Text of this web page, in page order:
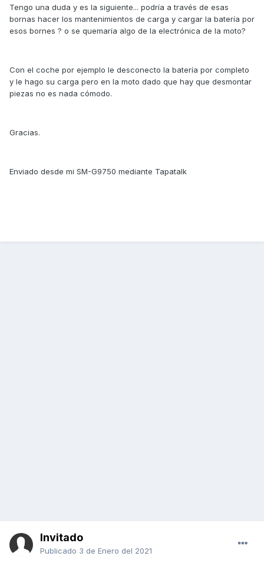
Tengo una duda y es la siguiente... podría a través de esas
bornas hacer los mantenimientos de carga y cargar la batería por
esos bornes ? o se quemaría algo de la electrónica de la moto?
Con el coche por ejemplo le desconecto la batería por completo
y le hago su carga pero en la moto dado que hay que desmontar
piezas no es nada cómodo.
Gracias.
Enviado desde mi SM-G9750 mediante Tapatalk
Invitado
Publicado 3 de Enero del 2021